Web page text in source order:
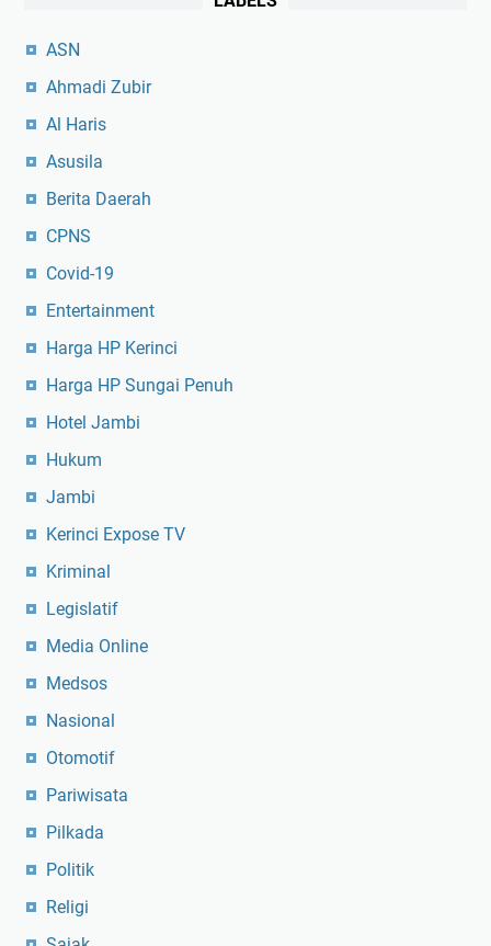
ASN
Ahmadi Zubir
Al Haris
Asusila
Berita Daerah
CPNS
Covid-19
Entertainment
Harga HP Kerinci
Harga HP Sungai Penuh
Hotel Jambi
Hukum
Jambi
Kerinci Expose TV
Kriminal
Legislatif
Media Online
Medsos
Nasional
Otomotif
Pariwisata
Pilkada
Politik
Religi